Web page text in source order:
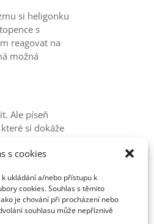
s cookies
ukládání a/nebo přístupu k
cookies. Souhlas s těmito
je chování při procházení nebo
souhlasu může nepříznivě
si heligonku
s
reagovat na
možná
Ale píseň
si dokáže
ti řeknu, kdo